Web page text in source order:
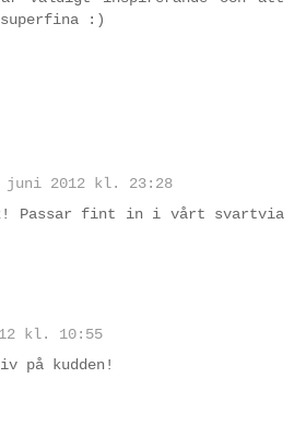
:)
juni 2012 kl. 23:28
Passar fint in i vårt svartvia
kl. 10:55
på kudden!